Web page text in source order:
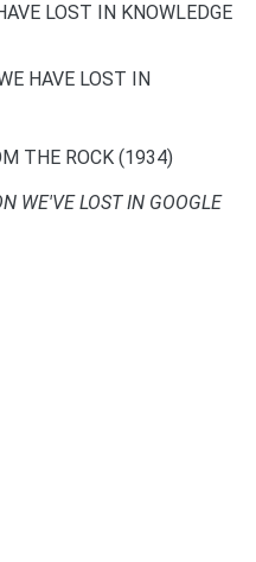
LOST IN KNOWLEDGE
HAVE LOST IN
THE ROCK (1934)
WE'VE LOST IN GOOGLE